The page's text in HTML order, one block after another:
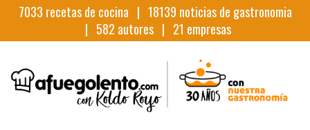
7033 recetas de cocina | 18139 noticias de gastronomia
| 582 autores | 21 empresas